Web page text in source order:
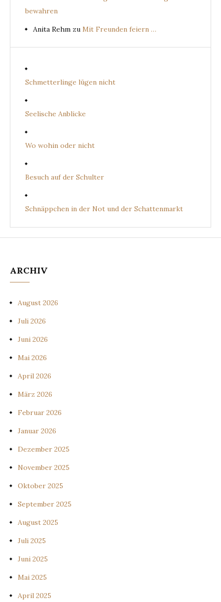
bewahren
Anita Rehm zu Mit Freunden feiern …
Schmetterlinge lügen nicht
Seelische Anblicke
Wo wohin oder nicht
Besuch auf der Schulter
Schnäppchen in der Not und der Schattenmarkt
ARCHIV
August 2026
Juli 2026
Juni 2026
Mai 2026
April 2026
März 2026
Februar 2026
Januar 2026
Dezember 2025
November 2025
Oktober 2025
September 2025
August 2025
Juli 2025
Juni 2025
Mai 2025
April 2025